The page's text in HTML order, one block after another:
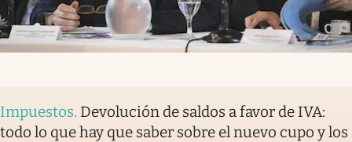
Impuestos. Devolución de saldos a favor de IVA:
todo lo que hay que saber sobre el nuevo cupo y los